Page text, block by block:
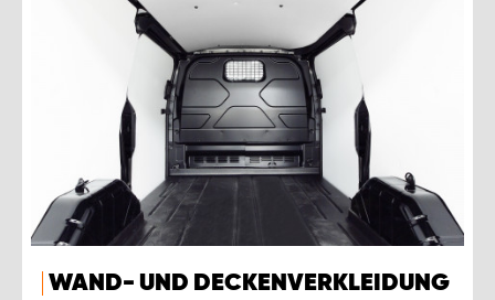
WAND- UND DECKENVERKLEIDUNG